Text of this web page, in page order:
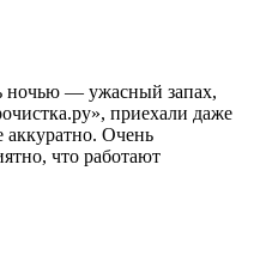
ночью — ужасный запах,
приехали даже
аккуратно. Очень
что работают